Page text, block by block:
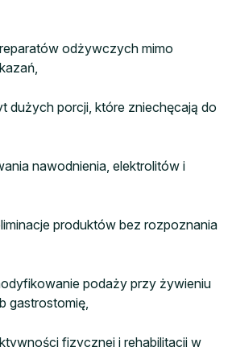
odżywczych mimo
dużych porcji, które zniechęcają do
nawodnienia, elektrolitów i
produktów bez rozpoznania
podaży przy żywieniu
gastrostomię,
fizycznej i rehabilitacji w